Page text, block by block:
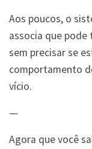
Aos poucos, o
associa que
sem precisar se
comportamento
vício.
—
Agora que você